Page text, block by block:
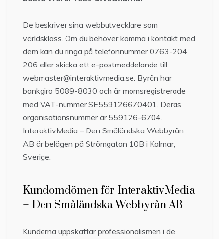
De beskriver sina webbutvecklare som
världsklass. Om du behöver komma i kontakt med
dem kan du ringa på telefonnummer 0763-204
206 eller skicka ett e-postmeddelande till
webmaster@interaktivmedia.se. Byrån har
bankgiro 5089-8030 och är momsregistrerade
med VAT-nummer SE559126670401. Deras
organisationsnummer är 559126-6704.
InteraktivMedia – Den Småländska Webbyrån
AB är belägen på Strömgatan 10B i Kalmar,
Sverige.
Kundomdömen för InteraktivMedia
– Den Småländska Webbyrån AB
Kunderna uppskattar professionalismen i de